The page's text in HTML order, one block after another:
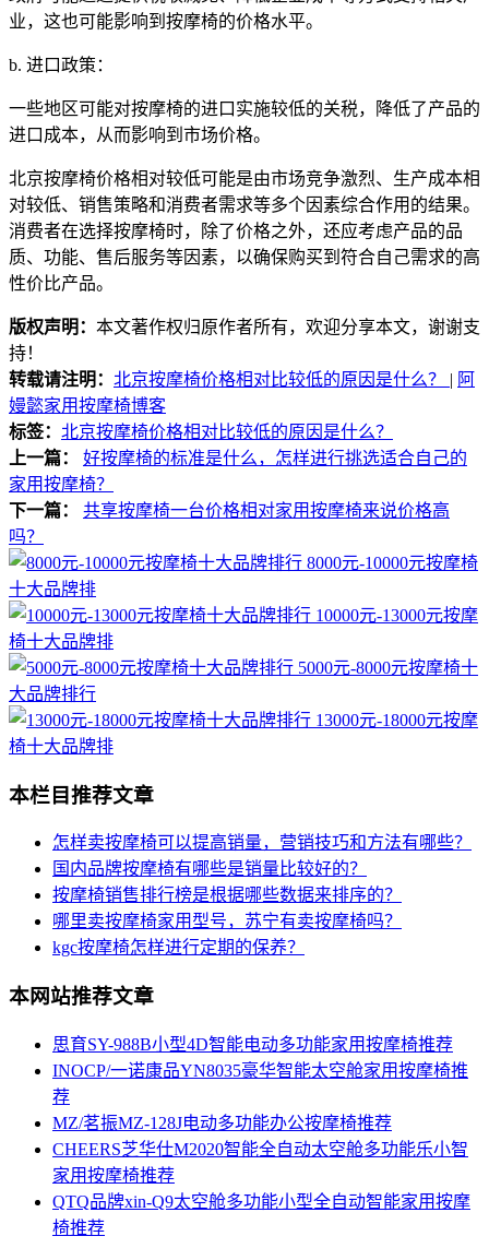
业，这也可能影响到按摩椅的价格水平。
b. 进口政策：
一些地区可能对按摩椅的进口实施较低的关税，降低了产品的
进口成本，从而影响到市场价格。
北京按摩椅价格相对较低可能是由市场竞争激烈、生产成本相
对较低、销售策略和消费者需求等多个因素综合作用的结果。
消费者在选择按摩椅时，除了价格之外，还应考虑产品的品
质、功能、售后服务等因素，以确保购买到符合自己需求的高
性价比产品。
版权声明： 本文著作权归原作者所有，欢迎分享本文，谢谢支
持！
转载请注明： 北京按摩椅价格相对比较低的原因是什么？ | 阿
嫚懿家用按摩椅博客
标签： 北京按摩椅价格相对比较低的原因是什么？
上一篇：
好按摩椅的标准是什么，怎样进行挑选适合自己的
家用按摩椅？
下一篇：
共享按摩椅一台价格相对家用按摩椅来说价格高
吗？
8000元-10000元按摩椅
十大品牌排
10000元-13000元按摩
椅十大品牌排
5000元-8000元按摩椅十
大品牌排行
13000元-18000元按摩
椅十大品牌排
本栏目推荐文章
怎样卖按摩椅可以提高销量，营销技巧和方法有哪些？
国内品牌按摩椅有哪些是销量比较好的？
按摩椅销售排行榜是根据哪些数据来排序的？
哪里卖按摩椅家用型号，苏宁有卖按摩椅吗？
kgc按摩椅怎样进行定期的保养？
本网站推荐文章
思育SY-988B小型4D智能电动多功能家用按摩椅推荐
INOCP/一诺康品YN8035豪华智能太空舱家用按摩椅推
荐
MZ/茗振MZ-128J电动多功能办公按摩椅推荐
CHEERS芝华仕M2020智能全自动太空舱多功能乐小智
家用按摩椅推荐
QTQ品牌xin-Q9太空舱多功能小型全自动智能家用按摩
椅推荐